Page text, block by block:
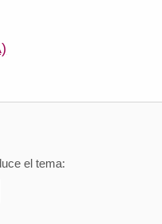
el tema: